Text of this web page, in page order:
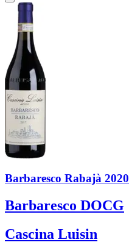
Barbaresco Rabajà 2020
Barbaresco DOCG
Cascina Luisin